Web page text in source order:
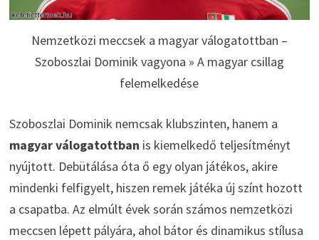
Nemzetközi meccsek a magyar válogatottban –
Szoboszlai Dominik vagyona » A magyar csillag
felemelkedése
Szoboszlai Dominik nemcsak klubszinten, hanem a
magyar válogatottban is kiemelkedő teljesítményt
nyújtott. Debütálása óta ő egy olyan játékos, akire
mindenki felfigyelt, hiszen remek játéka új színt hozott
a csapatba. Az elmúlt évek során számos nemzetközi
meccsen lépett pályára, ahol bátor és dinamikus stílusa